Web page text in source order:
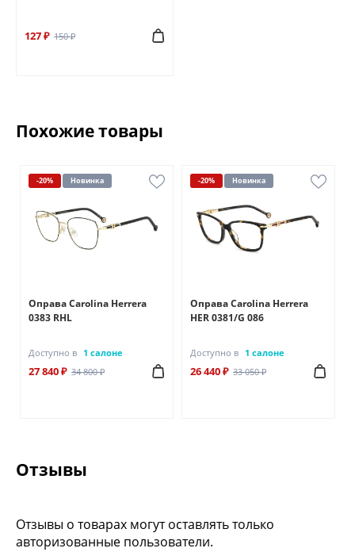
127 ₽ 150 ₽
Похожие товары
-20% Новинка
Оправа Carolina Herrera
0383 RHL
Доступно в 1 салоне
27 840 ₽ 34 800 ₽
-20% Новинка
Оправа Carolina Herrera
HER 0381/G 086
Доступно в 1 салоне
26 440 ₽ 33 050 ₽
Отзывы
Отзывы о товарах могут оставлять только
авторизованные пользователи.